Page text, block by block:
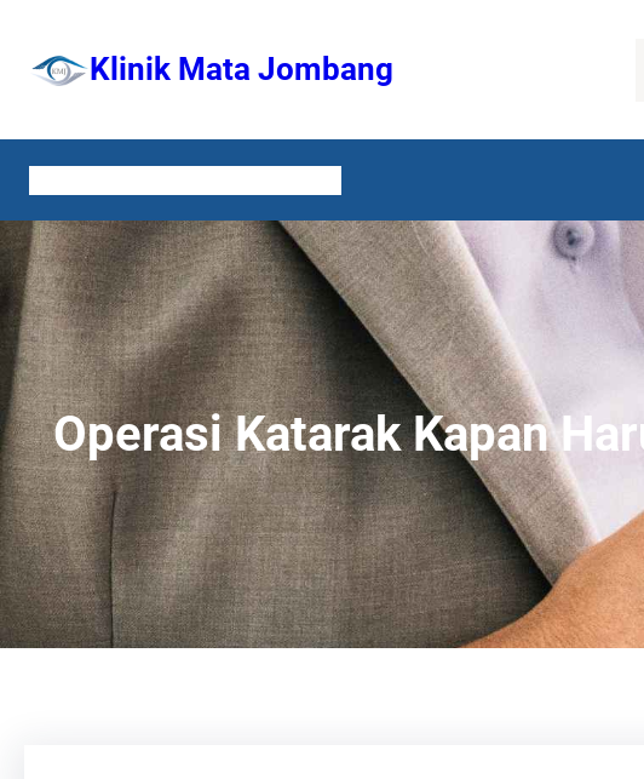
konten
Klinik Mata Jombang
Operasi Katarak Kapan